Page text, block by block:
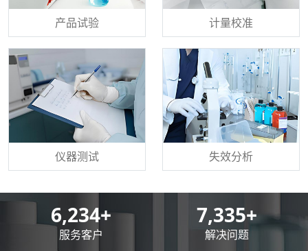
产品试验 计量校准
仪器测试 失效分析
8,500+
服务客户
10,000+
解决问题